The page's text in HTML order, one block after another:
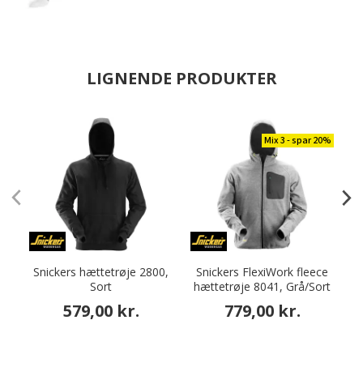
LIGNENDE PRODUKTER
Snickers hættetrøje 2800,
Sort
579,00 kr.
Mix 3 - spar 20%
Snickers FlexiWork fleece
hættetrøje 8041, Grå/Sort
779,00 kr.